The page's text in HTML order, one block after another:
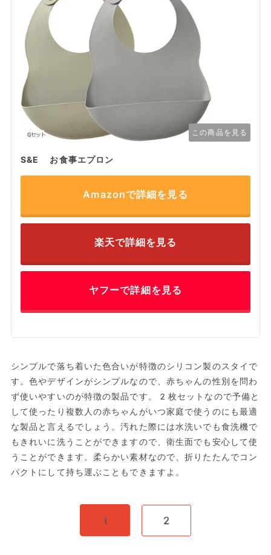
この商品を見る
S&E お食事エプロン
Amazonで詳細を見る
楽天で詳細を見る
ヤフーで詳細を見る
シンプルで落ち着いた色合いが特徴のシリコン製のスタイで
す。色やデザインがシンプルなので、赤ちゃんの性別を問わ
ず使いやすいのが特徴の製品です。2枚セットなので予備と
して使ったり複数人の赤ちゃんがいつ家庭で使うのにも最適
な製品と言えるでしょう。汚れた際には水洗いでも食洗機で
もきれいに洗うことができますので、衛生面でも安心して使
うことができます。柔らかい素材なので、折りたたんでコン
パクトにして持ち運ぶこともできますよ。
1 2